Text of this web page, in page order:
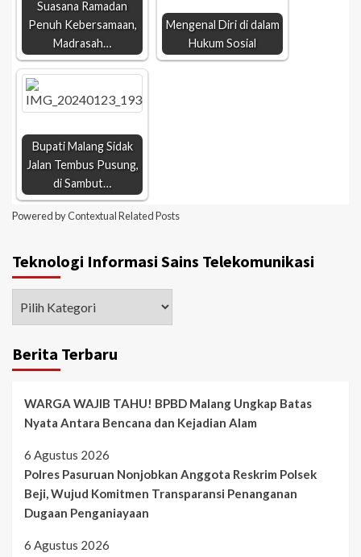
Suasana Ramadan
Penuh Kebersamaan,
Madrasah…
Mengenal Diri di dalam
Hukum Sosial
Bupati Malang Sidak
Jalan Tembus Pusung,
di Sambut…
Powered byContextual Related Posts
Teknologi Informasi Sains Telekomunikasi
Berita Terbaru
WARGA WAJIB TAHU! BPBD Malang Ungkap Batas
Nyata Antara Bencana dan Kejadian Alam
6 Agustus 2026
Polres Pasuruan Nonjobkan Anggota Reskrim Polsek
Beji, Wujud Komitmen Transparansi Penanganan
Dugaan Penganiayaan
6 Agustus 2026